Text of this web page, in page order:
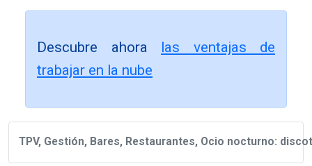
Descubre ahora las ventajas de
trabajar en la nube
TPV, Gestión, Bares, Restaurantes, Ocio nocturno: